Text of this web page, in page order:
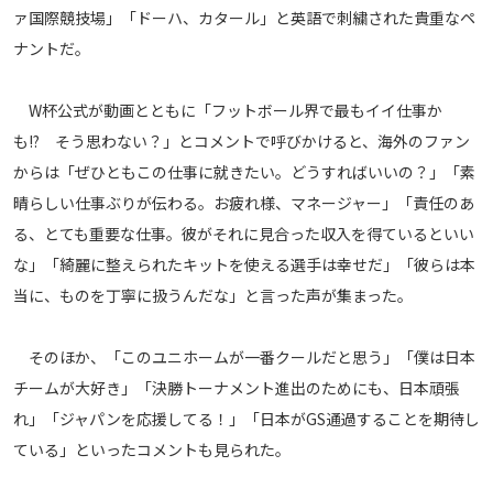
ご利用にあたって
プライバシーポリシー
お問い合わせ
© AbemaTV. Inc. All Rights Reserved.
ァ国際競技場」「ドーハ、カタール」と英語で刺繍された貴重なペ
ナントだ。
W杯公式が動画とともに「フットボール界で最もイイ仕事か
も!? そう思わない？」とコメントで呼びかけると、海外のファン
からは「ぜひともこの仕事に就きたい。どうすればいいの？」「素
晴らしい仕事ぶりが伝わる。お疲れ様、マネージャー」「責任のあ
る、とても重要な仕事。彼がそれに見合った収入を得ているといい
な」「綺麗に整えられたキットを使える選手は幸せだ」「彼らは本
当に、ものを丁寧に扱うんだな」と言った声が集まった。
そのほか、「このユニホームが一番クールだと思う」「僕は日本
チームが大好き」「決勝トーナメント進出のためにも、日本頑張
れ」「ジャパンを応援してる！」「日本がGS通過することを期待し
ている」といったコメントも見られた。